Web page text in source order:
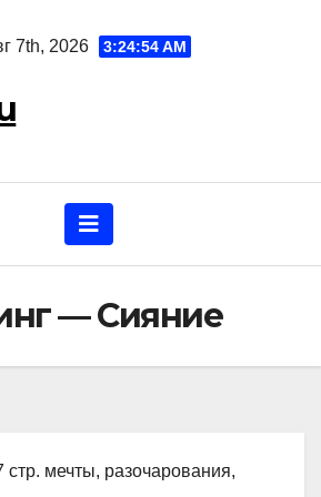
7th, 2026 3:24:55 AM
— Сияние
мечты, разочарования,